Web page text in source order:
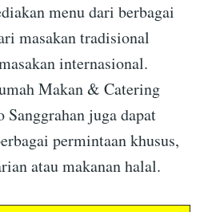
menu dari berbagai
masakan tradisional
internasional.
Makan & Catering
juga dapat
permintaan khusus,
atau makanan halal.